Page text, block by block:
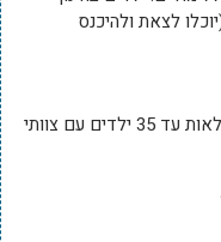
לצאת ולהיכנס
הלמידה תהיה בכיתה האורגנית, בקבוצות מלאות עד 35 ילדים עם צוותי